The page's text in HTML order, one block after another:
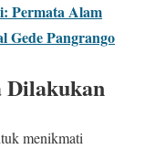
Permata Alam
Gede Pangrango
Dilakukan
menikmati